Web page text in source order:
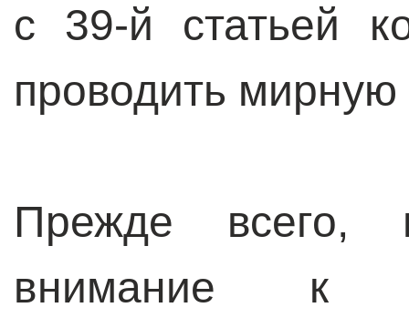
с 39-й статьей
проводить мирную
Прежде всего,
внимание к